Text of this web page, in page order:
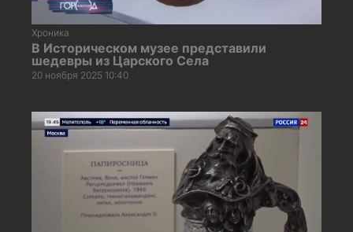
Хроника
В Историческом музее представили
шедевры из Царского Села
20 ноября 2025 10:40